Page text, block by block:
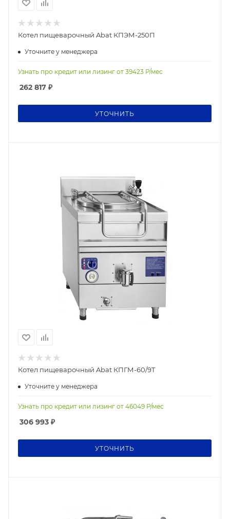
Котел пищеварочный Abat КПЭМ-250П
Уточните у менеджера
Узнать про кредит или лизинг от 39423 Р/мес
262 817 ₽
УТОЧНИТЬ
Котел пищеварочный Abat КПГМ-60/9T
Уточните у менеджера
Узнать про кредит или лизинг от 46049 Р/мес
306 993 ₽
УТОЧНИТЬ